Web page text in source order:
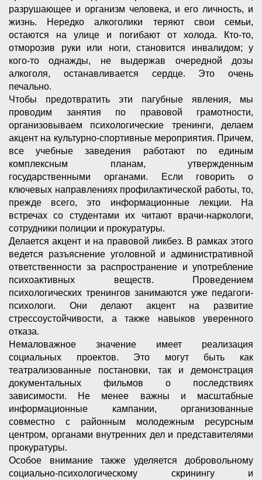
разрушающее и организм человека, и его личность, и
жизнь. Нередко алкоголики теряют свои семьи,
остаются на улице и погибают от холода. Кто-то,
отморозив руки или ноги, становится инвалидом; у
кого-то однажды, не выдержав очередной дозы
алкоголя, останавливается сердце. Это очень
печально.
Чтобы предотвратить эти пагубные явления, мы
проводим занятия по правовой грамотности,
организовываем психологические тренинги, делаем
акцент на культурно-спортивные мероприятия. Причем,
все учебные заведения работают по единым
комплексным планам, утвержденным
государственными органами. Если говорить о
ключевых направлениях профилактической работы, то,
прежде всего, это информационные лекции. На
встречах со студентами их читают врачи-наркологи,
сотрудники полиции и прокуратуры.
Делается акцент и на правовой ликбез. В рамках этого
ведется разъяснение уголовной и административной
ответственности за распространение и употребление
психоактивных веществ. Проведением
психологических тренингов занимаются уже педагоги-
психологи. Они делают акцент на развитие
стрессоустойчивости, а также навыков уверенного
отказа.
Немаловажное значение имеет реализация
социальных проектов. Это могут быть как
театрализованные постановки, так и демонстрация
документальных фильмов о последствиях
зависимости. Не менее важны и масштабные
информационные кампании, организованные
совместно с районным молодежным ресурсным
центром, органами внутренних дел и представителями
прокуратуры.
Особое внимание также уделяется добровольному
социально-психологическому скринингу и